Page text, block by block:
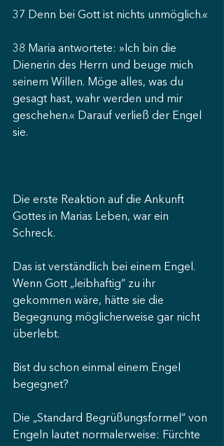
37 Denn bei Gott ist nichts unmöglich.«
38 Maria antwortete: »Ich bin die
Dienerin des Herrn und beuge mich
seinem Willen. Möge alles, was du
gesagt hast, wahr werden und mir
geschehen.« Darauf verließ der Engel
sie.
Die erste Reaktion auf die Ankunft
Gottes in Marias Leben, war ein
Schreck.
Das ist verständlich bei einem Engel.
Wenn Gott „leibhaftig“ zu ihr
gekommen wäre, hätte sie die
Begegnung möglicherweise gar nicht
überlebt.
Bist du schon einmal einem Engel
begegnet?
Die „Standard Begrüßungsformel“ von
Engeln lautet normalerweise: Fürchte